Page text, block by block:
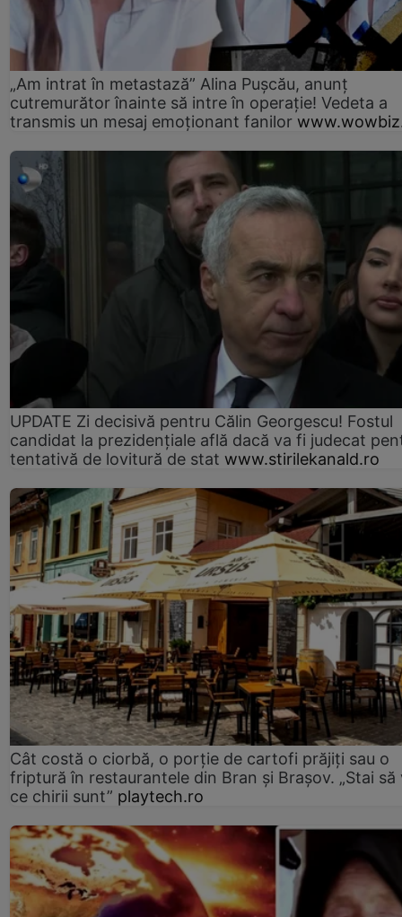
„Am intrat în metastază” Alina Pușcău, anunț
cutremurător înainte să intre în operație! Vedeta a
transmis un mesaj emoționant fanilor
UPDATE Zi decisivă pentru Călin Georgescu! Fostul
candidat la prezidențiale află dacă va fi judecat
tentativă de lovitură de stat www.stirilekanald.ro
Cât costă o ciorbă, o porţie de cartofi prăjiţi sau o
friptură în restaurantele din Bran şi Braşov. „Stai să
ce chirii sunt” playtech.ro